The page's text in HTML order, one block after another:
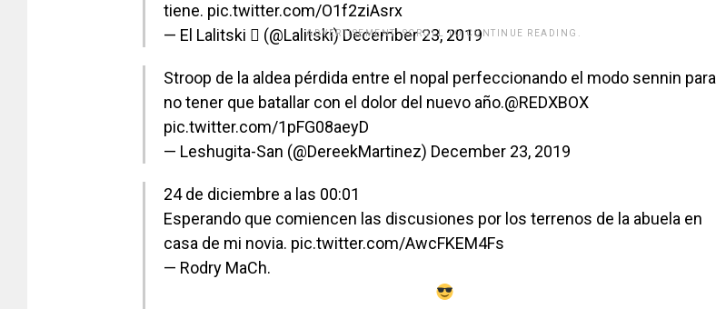
tiene. pic.twitter.com/O1f2ziAsrx
— El Lalitski  (@Lalitski)December 23, 2019
ADVERTISEMENT. SCROLL TO CONTINUE READING.
[adsforwp id="243463"]
Stroop de la aldea pérdida entre el nopal perfeccionando el modo sennin para
no tener que batallar con el dolor del nuevo año.@REDXBOX
pic.twitter.com/1pFG08aeyD
— Leshugita-San (@DereekMartinez) December 23, 2019
24 de diciembre a las 00:01
Esperando que comiencen las discusiones por los terrenos de la abuela en
casa de mi novia. pic.twitter.com/AwcFKEM4Fs
— Rodry MaCh.